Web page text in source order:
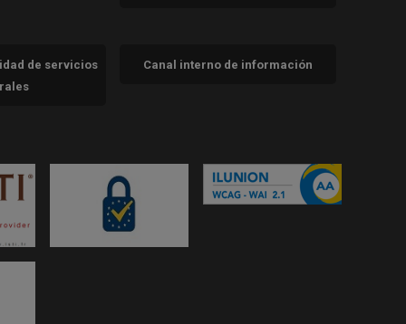
de servicios
Canal interno de información